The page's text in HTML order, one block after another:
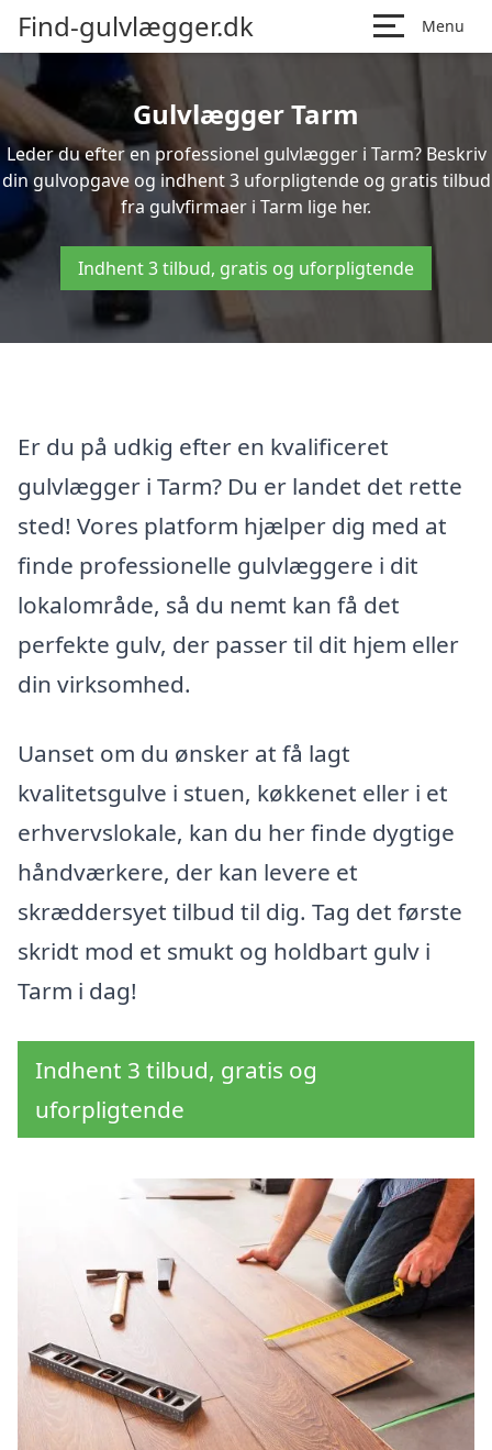
Find-gulvlægger.dk Menu
Gulvlægger Tarm
Leder du efter en professionel gulvlægger i Tarm? Beskriv
din gulvopgave og indhent 3 uforpligtende og gratis tilbud
fra gulvfirmaer i Tarm lige her.
Indhent 3 tilbud, gratis og uforpligtende
Er du på udkig efter en kvalificeret
gulvlægger i Tarm? Du er landet det rette
sted! Vores platform hjælper dig med at
finde professionelle gulvlæggere i dit
lokalområde, så du nemt kan få det
perfekte gulv, der passer til dit hjem eller
din virksomhed.
Uanset om du ønsker at få lagt
kvalitetsgulve i stuen, køkkenet eller i et
erhvervslokale, kan du her finde dygtige
håndværkere, der kan levere et
skræddersyet tilbud til dig. Tag det første
skridt mod et smukt og holdbart gulv i
Tarm i dag!
Indhent 3 tilbud, gratis og
uforpligtende